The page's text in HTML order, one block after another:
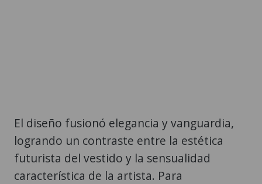
El diseño fusionó elegancia y vanguardia,
logrando un contraste entre la estética
futurista del vestido y la sensualidad
característica de la artista. Para